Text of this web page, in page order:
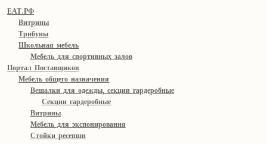
ЕАТ.РФ
Витрины
Трибуны
Школьная мебель
Мебель для спортивных залов
Портал Поставщиков
Мебель общего назначения
Вешалки для одежды, секции гардеробные
Секции гардеробные
Витрины
Мебель для экспонирования
Стойки ресепшн